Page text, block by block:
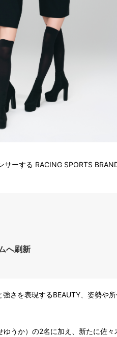
する RACING SPORTS
へ刷新
さを表現するBEAUTY、姿勢や
うか）の2名に加え、新たに佐